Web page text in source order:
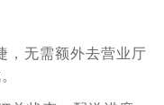
，无需额外去营业厅